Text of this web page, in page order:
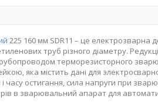
225 160 мм SDR11 – це електрозварна
труб різного діаметру.
терморезисторного
яка містить дані для
і часу остигання, сила напруги при
в зварювальний апарат для